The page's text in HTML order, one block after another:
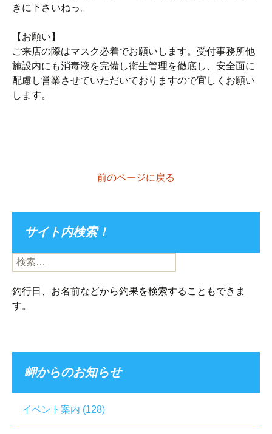
きに下さいねっ。
【お願い】
ご来店の際はマスク必着でお願いします。受付事務所他
施設内にも消毒液を完備し衛生管理を徹底し、安全面に
配慮し営業させていただいておりますので宜しくお願い
します。
前のページに戻る
サイト内検索！
検
索:
釣行日、お名前などから釣果を検索することもできま
す。
岬からのお知らせ
イベント案内 (128)